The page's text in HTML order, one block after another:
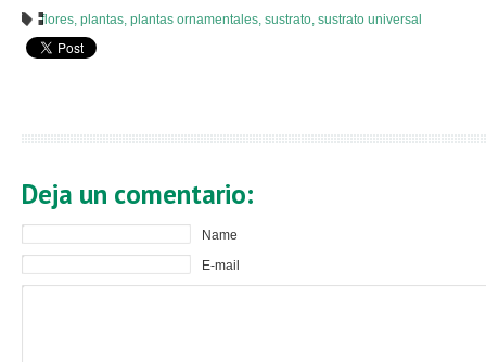
flores, plantas, plantas ornamentales, sustrato, sustrato universal
Deja un comentario:
Name
E-mail